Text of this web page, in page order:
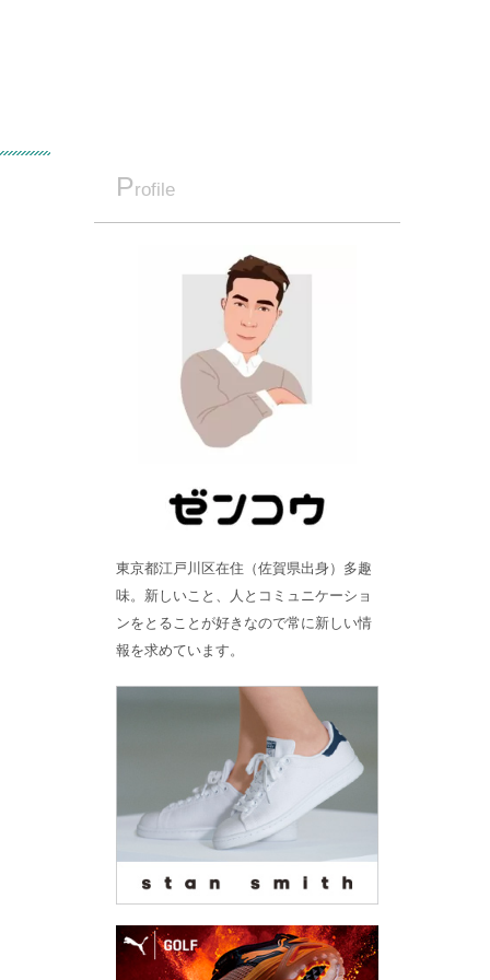
Profile
東京都江戸川区在住（佐賀県出身）多趣
味。新しいこと、人とコミュニケーショ
ンをとることが好きなので常に新しい情
報を求めています。